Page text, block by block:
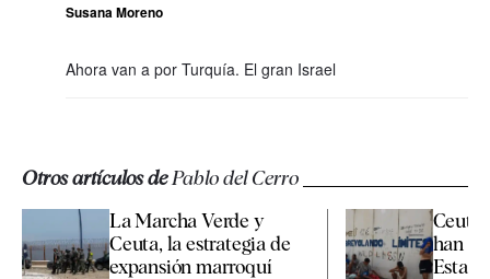
Susana Moreno
Ahora van a por Turquía. El gran Israel
Otros artículos dePablo del Cerro
La Marcha Verde y
Ceuta, la estrategia de
expansión marroquí
Ceuta
han